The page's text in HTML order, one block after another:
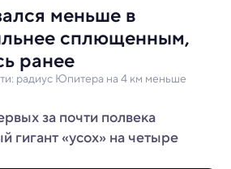
меньше в
сплющенным,
ранее
радиус Юпитера на 4 км меньше
за почти полвека
гигант «усох» на четыре